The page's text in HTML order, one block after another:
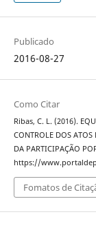
Publicado
2016-08-27
Como Citar
Ribas, C. L. (2016).
CONTROLE DOS
DA PARTICIPAÇÃO
https://
Fomatos de